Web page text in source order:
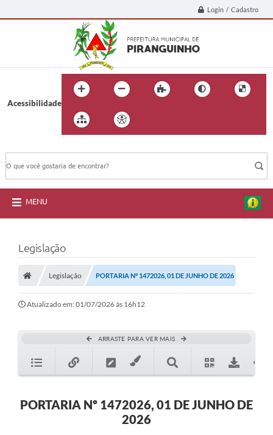
Login / Cadastro
Acessibilidade
MENU
Legislação
Legislação PORTARIA Nº 1472026, 01 DE JUNHO DE 2026
Atualizado em: 01/07/2026 às 16h12
ARRASTE PARA VER MAIS
PORTARIA Nº 1472026, 01 DE JUNHO DE
2026